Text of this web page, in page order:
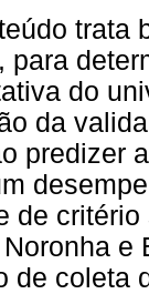
trata
para
do
da
predizer
de
de coleta